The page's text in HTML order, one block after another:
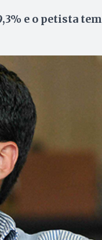
e o petista tem